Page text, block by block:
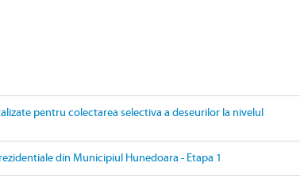
pentru colectarea selectiva a deseurilor la nivelul
din Municipiul Hunedoara - Etapa 1